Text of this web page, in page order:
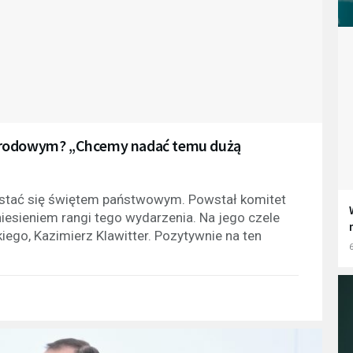
„Chcemy nadać temu dużą
się świętem państwowym. Powstał komitet
rangi tego wydarzenia. Na jego czele
Kazimierz Klawitter. Pozytywnie na ten